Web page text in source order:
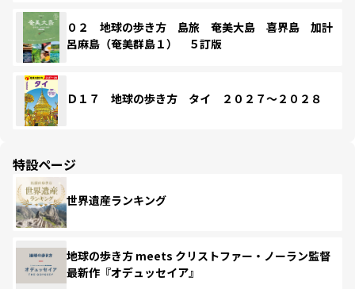
０２ 地球の歩き方 島旅 奄美大島 喜界島 加計
呂麻島（奄美群島１） ５訂版
Ｄ１７ 地球の歩き方 タイ ２０２７～２０２８
特設ページ
世界遺産ランキング
地球の歩き方 meets クリストファー・ノーラン監督
最新作『オデュッセイア』